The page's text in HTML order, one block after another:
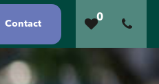
Contact
0